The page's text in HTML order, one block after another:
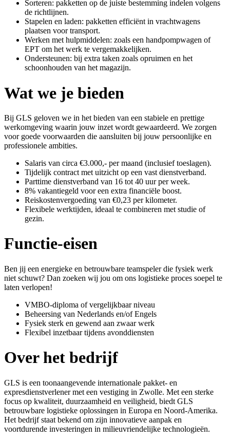
Sorteren: pakketten op de juiste bestemming indelen volgens
de richtlijnen.
Stapelen en laden: pakketten efficiënt in vrachtwagens
plaatsen voor transport.
Werken met hulpmiddelen: zoals een handpompwagen of
EPT om het werk te vergemakkelijken.
Ondersteunen: bij extra taken zoals opruimen en het
schoonhouden van het magazijn.
Wat we je bieden
Bij GLS geloven we in het bieden van een stabiele en prettige
werkomgeving waarin jouw inzet wordt gewaardeerd. We zorgen
voor goede voorwaarden die aansluiten bij jouw persoonlijke en
professionele ambities.
Salaris van circa €3.000,- per maand (inclusief toeslagen).
Tijdelijk contract met uitzicht op een vast dienstverband.
Parttime dienstverband van 16 tot 40 uur per week.
8% vakantiegeld voor een extra financiële boost.
Reiskostenvergoeding van €0,23 per kilometer.
Flexibele werktijden, ideaal te combineren met studie of
gezin.
Functie-eisen
Ben jij een energieke en betrouwbare teamspeler die fysiek werk
niet schuwt? Dan zoeken wij jou om ons logistieke proces soepel te
laten verlopen!
VMBO-diploma of vergelijkbaar niveau
Beheersing van Nederlands en/of Engels
Fysiek sterk en gewend aan zwaar werk
Flexibel inzetbaar tijdens avonddiensten
Over het bedrijf
GLS is een toonaangevende internationale pakket- en
expresdienstverlener met een vestiging in Zwolle. Met een sterke
focus op kwaliteit, duurzaamheid en veiligheid, biedt GLS
betrouwbare logistieke oplossingen in Europa en Noord-Amerika.
Het bedrijf staat bekend om zijn innovatieve aanpak en
voortdurende investeringen in milieuvriendelijke technologieën.